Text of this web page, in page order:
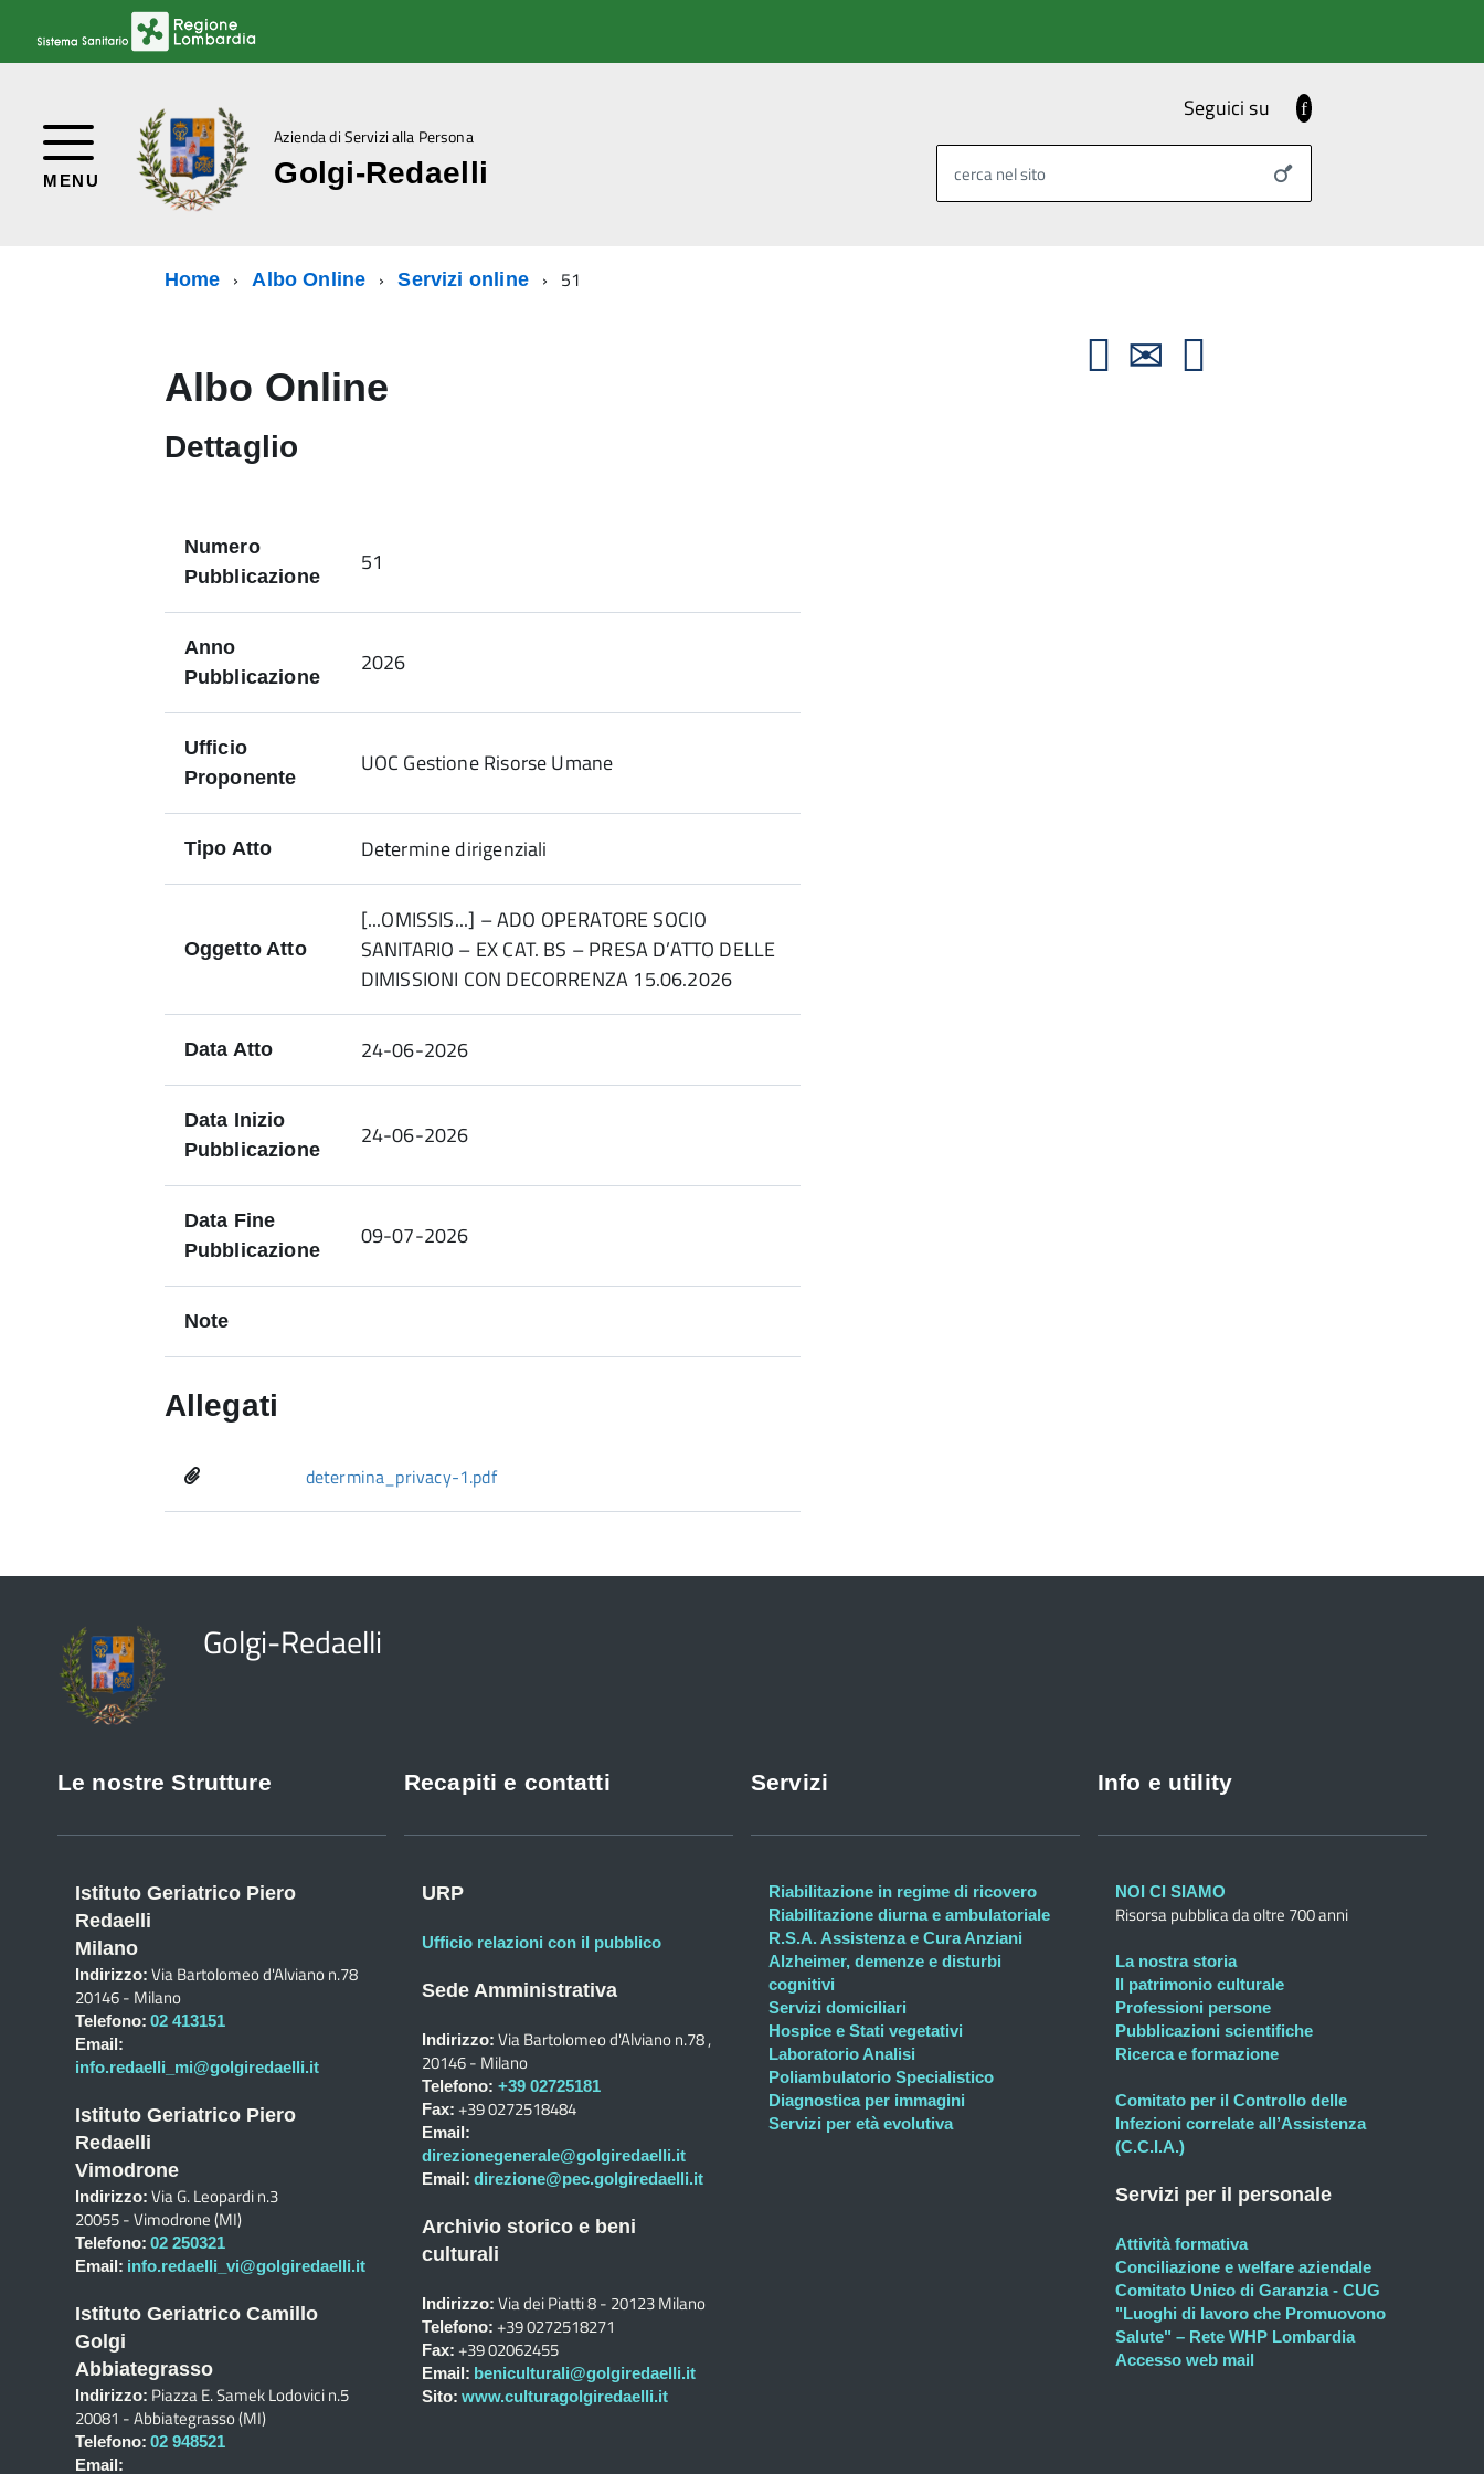
MENU
Azienda di Servizi alla Persona
Golgi-Redaelli
Seguici su
cerca nel sito
Home Albo Online Servizi online 51
Albo Online
Dettaglio
Numero
Pubblicazione
51
Anno
Pubblicazione
2026
Ufficio
Proponente
UOC Gestione Risorse Umane
Tipo Atto Determine dirigenziali
Oggetto Atto
[...OMISSIS...] – ADO OPERATORE SOCIO
SANITARIO – EX CAT. BS – PRESA D’ATTO DELLE
DIMISSIONI CON DECORRENZA 15.06.2026
Data Atto 24-06-2026
Data Inizio
Pubblicazione
24-06-2026
Data Fine
Pubblicazione
09-07-2026
Note
Allegati
determina_privacy-1.pdf
Golgi-Redaelli
Le nostre Strutture
Istituto Geriatrico Piero
Redaelli
Milano
Indirizzo: Via Bartolomeo d'Alviano n.78
20146 - Milano
Telefono: 02 413151
Email:
info.redaelli_mi@golgiredaelli.it
Istituto Geriatrico Piero
Redaelli
Vimodrone
Indirizzo: Via G. Leopardi n.3
20055 - Vimodrone (MI)
Telefono: 02 250321
Email: info.redaelli_vi@golgiredaelli.it
Istituto Geriatrico Camillo
Golgi
Abbiategrasso
Indirizzo: Piazza E. Samek Lodovici n.5
20081 - Abbiategrasso (MI)
Telefono: 02 948521
Email:
Recapiti e contatti
URP
Ufficio relazioni con il pubblico
Sede Amministrativa
Indirizzo: Via Bartolomeo d'Alviano n.78 ,
20146 - Milano
Telefono: +39 02725181
Fax: +39 0272518484
Email:
direzionegenerale@golgiredaelli.it
Email: direzione@pec.golgiredaelli.it
Archivio storico e beni
culturali
Indirizzo: Via dei Piatti 8 - 20123 Milano
Telefono: +39 0272518271
Fax: +39 02062455
Email: beniculturali@golgiredaelli.it
Sito: www.culturagolgiredaelli.it
Servizi
Riabilitazione in regime di ricovero
Riabilitazione diurna e ambulatoriale
R.S.A. Assistenza e Cura Anziani
Alzheimer, demenze e disturbi
cognitivi
Servizi domiciliari
Hospice e Stati vegetativi
Laboratorio Analisi
Poliambulatorio Specialistico
Diagnostica per immagini
Servizi per età evolutiva
Info e utility
NOI CI SIAMO
Risorsa pubblica da oltre 700 anni
La nostra storia
Il patrimonio culturale
Professioni persone
Pubblicazioni scientifiche
Ricerca e formazione
Comitato per il Controllo delle
Infezioni correlate all’Assistenza
(C.C.I.A.)
Servizi per il personale
Attività formativa
Conciliazione e welfare aziendale
Comitato Unico di Garanzia - CUG
"Luoghi di lavoro che Promuovono
Salute" – Rete WHP Lombardia
Accesso web mail